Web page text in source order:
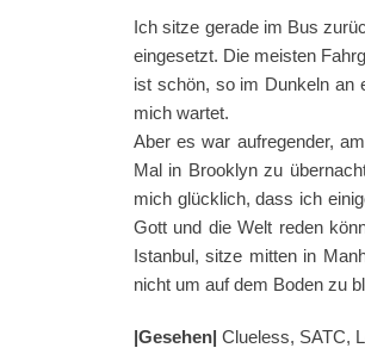
Ich sitze gerade im Bus
eingesetzt. Die meisten
ist schön, so im Dunkeln an
mich wartet.
Aber es war aufregender,
Mal in Brooklyn zu
mich glücklich, dass ich
Gott und die Welt reden
Istanbul, sitze mitten in
nicht um auf dem Boden zu
|Gesehen| Clueless, SATC,